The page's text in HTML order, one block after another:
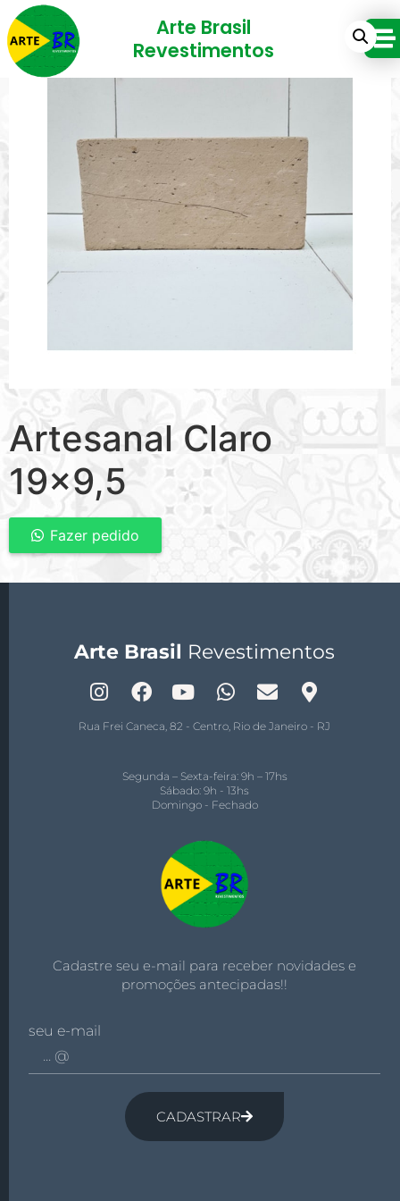
Arte Brasil
Revestimentos
Artesanal Claro
19×9,5
Fazer pedido
Arte Brasil Revestimentos
Rua Frei Caneca, 82 - Centro, Rio de Janeiro - RJ
Segunda – Sexta-feira: 9h – 17hs
Sábado: 9h - 13hs
Domingo - Fechado
Cadastre seu e-mail para receber novidades e
promoções antecipadas!!
seu e-mail
CADASTRAR